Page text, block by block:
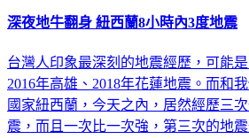
深夜地牛翻身 紐西蘭8小時內3度地震
台灣人印象最深刻的地震經歷，可能
2016年高雄、2018年花蓮地震。而和
國家紐西蘭，今天之內，居然經歷三
震，而且一次比一次強，第三次的地